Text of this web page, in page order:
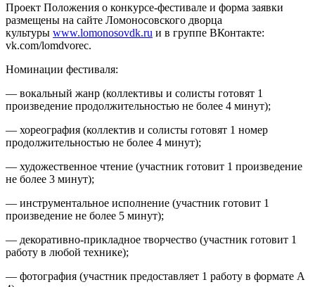
Проект Положения о конкурсе-фестивале и форма заявки
размещены на сайте Ломоносовского дворца
культуры www.lomonosovdk.ru и в группе ВКонтакте:
vk.com/lomdvorec.
Номинации фестиваля:
— вокальный жанр (коллективы и солисты готовят 1
произведение продолжительностью не более 4 минут);
— хореография (коллектив и солисты готовят 1 номер
продолжительностью не более 4 минут);
— художественное чтение (участник готовит 1 произведение
не более 3 минут);
— инструментальное исполнение (участник готовит 1
произведение не более 5 минут);
— декоративно-прикладное творчество (участник готовит 1
работу в любой технике);
— фотография (участник предоставляет 1 работу в формате А